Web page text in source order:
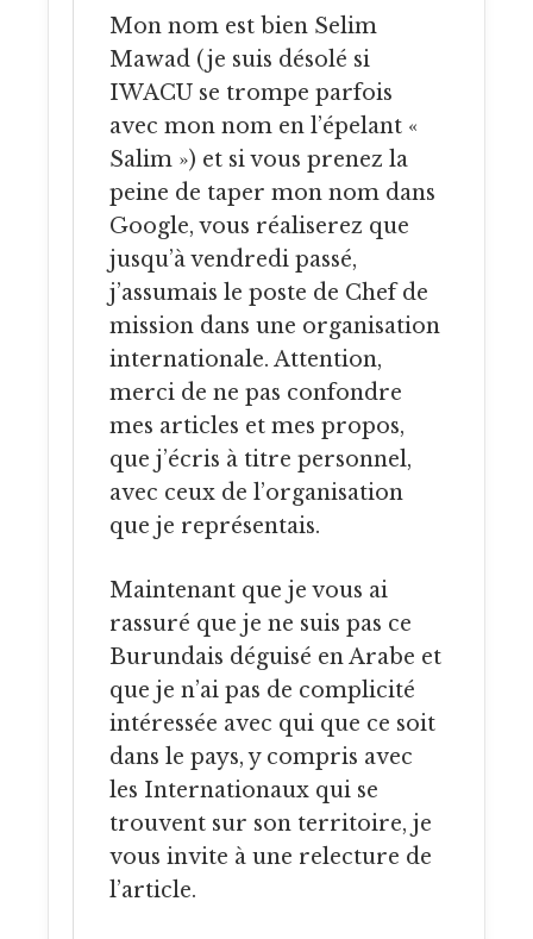
Mon nom est bien Selim
Mawad (je suis désolé si
IWACU se trompe parfois
avec mon nom en l’épelant «
Salim ») et si vous prenez la
peine de taper mon nom dans
Google, vous réaliserez que
jusqu’à vendredi passé,
j’assumais le poste de Chef de
mission dans une organisation
internationale. Attention,
merci de ne pas confondre
mes articles et mes propos,
que j’écris à titre personnel,
avec ceux de l’organisation
que je représentais.
Maintenant que je vous ai
rassuré que je ne suis pas ce
Burundais déguisé en Arabe et
que je n’ai pas de complicité
intéressée avec qui que ce soit
dans le pays, y compris avec
les Internationaux qui se
trouvent sur son territoire, je
vous invite à une relecture de
l’article.